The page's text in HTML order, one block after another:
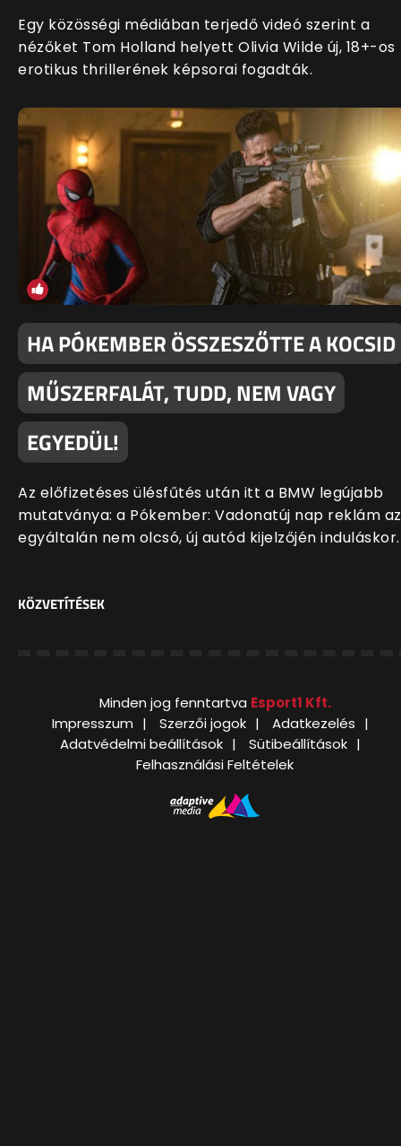
Egy közösségi médiában terjedő videó szerint a
nézőket Tom Holland helyett Olivia Wilde új, 18+-os
erotikus thrillerének képsorai fogadták.
HA PÓKEMBER ÖSSZESZŐTTE A KOCSID
MŰSZERFALÁT, TUDD, NEM VAGY
EGYEDÜL!
Az előfizetéses ülésfűtés után itt a BMW legújabb
mutatványa: a Pókember: Vadonatúj nap reklám az
egyáltalán nem olcsó, új autód kijelzőjén induláskor.
KÖZVETÍTÉSEK
Minden jog fenntartva Esport1 Kft.
Impresszum
Szerzői jogok
Adatkezelés
Adatvédelmi beállítások
Sütibeállítások
Felhasználási Feltételek